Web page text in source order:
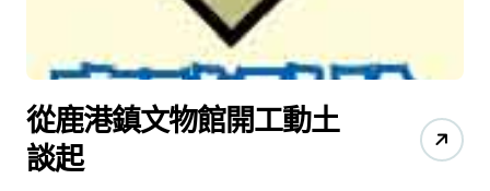
從鹿港鎮文物館開工動土
談起